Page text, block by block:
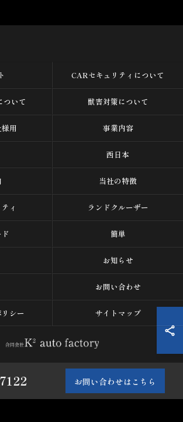
お問い合わせはこちら
CARセキュリティについて
ついて 獣害対策について
用 事業内容
西日本
当社の特徴
ィ ランドクルーザー
簡単
お知らせ
お問い合わせ
シー サイトマップ
止なら合同会社K² auto factory ALL RIGHTS